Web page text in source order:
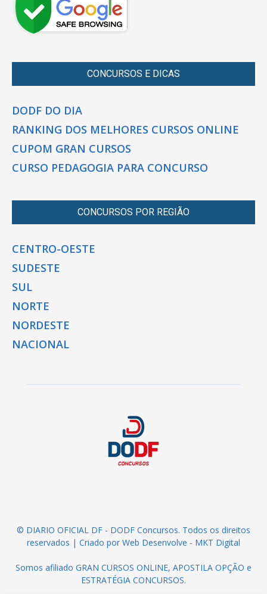
CONCURSOS E DICAS
DODF DO DIA
RANKING DOS MELHORES CURSOS ONLINE
CUPOM GRAN CURSOS
CURSO PEDAGOGIA PARA CONCURSO
CONCURSOS POR REGIÃO
CENTRO-OESTE
SUDESTE
SUL
NORTE
NORDESTE
NACIONAL
© DIARIO OFICIAL DF - DODF Concursos. Todos os direitos
reservados | Criado por Web Desenvolve - MKT Digital
Somos afiliado GRAN CURSOS ONLINE, APOSTILA OPÇÃO e
ESTRATÉGIA CONCURSOS.